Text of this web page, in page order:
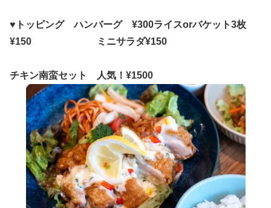
♥トッピング ハンバーグ ¥300ライスorバケット3枚
¥150 ミニサラダ¥150
チキン南蛮セット 人気！¥1500